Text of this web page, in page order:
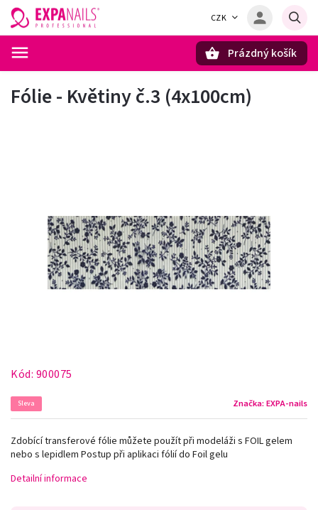
CZK
Prázdný košík
Fólie - Květiny č.3 (4x100cm)
Kód: 900075
Sleva Značka: EXPA-nails
Zdobící transferové fólie můžete použít při modeláži s FOIL gelem
nebo s lepidlem Postup při aplikaci fólií do Foil gelu
Detailní informace